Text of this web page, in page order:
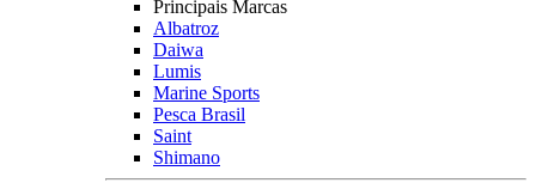
Principais Marcas
Albatroz
Daiwa
Lumis
Marine Sports
Pesca Brasil
Saint
Shimano